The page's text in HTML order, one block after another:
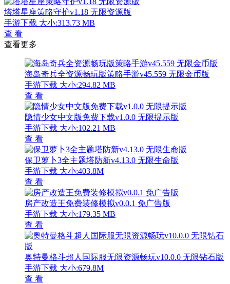
塔塔星座策略守护v1.18 无限资源版
手游下载 大小:313.73 MB
查 看
查看更多
海岛奇兵全资源畅玩版策略手游v45.559 无限金币版
手游下载 大小:294.82 MB
查 看
隐情少女中文版免费下载v1.0.0 无限提示版
手游下载 大小:102.21 MB
查 看
保卫萝卜3全主题塔防新v4.13.0 无限生命版
手游下载 大小:403.8M
查 看
房产改造王免费装修模拟v0.0.1 免广告版
手游下载 大小:179.35 MB
查 看
奥特曼格斗超人国际服无限资源畅玩v10.0.0 无限钻石版
手游下载 大小:679.8M
查 看